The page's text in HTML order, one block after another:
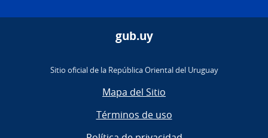
gub.uy
Sitio oficial de la República Oriental del Uruguay
Mapa del Sitio
Términos de uso